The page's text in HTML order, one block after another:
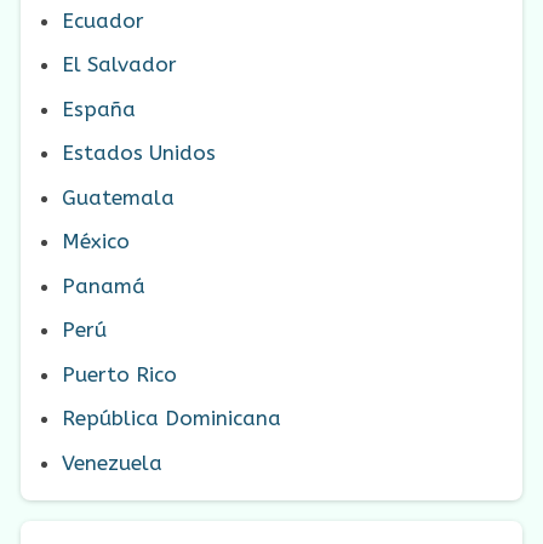
Ecuador
El Salvador
España
Estados Unidos
Guatemala
México
Panamá
Perú
Puerto Rico
República Dominicana
Venezuela